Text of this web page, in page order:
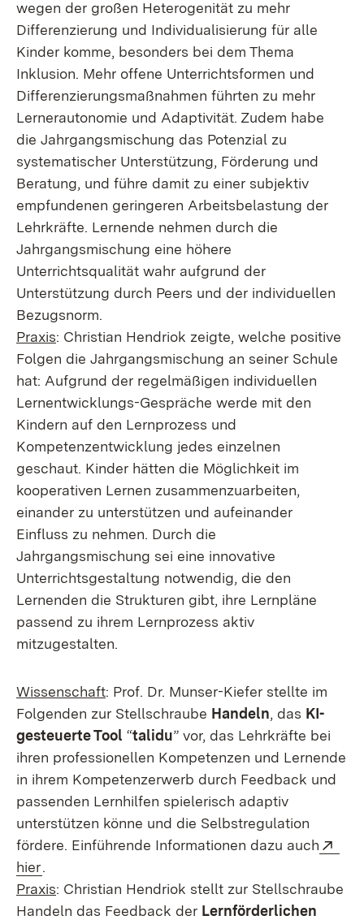
wegen der großen Heterogenität zu mehr
Differenzierung und Individualisierung für alle
Kinder komme, besonders bei dem Thema
Inklusion. Mehr offene Unterrichtsformen und
Differenzierungsmaßnahmen führten zu mehr
Lernerautonomie und Adaptivität. Zudem habe
die Jahrgangsmischung das Potenzial zu
systematischer Unterstützung, Förderung und
Beratung, und führe damit zu einer subjektiv
empfundenen geringeren Arbeitsbelastung der
Lehrkräfte. Lernende nehmen durch die
Jahrgangsmischung eine höhere
Unterrichtsqualität wahr aufgrund der
Unterstützung durch Peers und der individuellen
Bezugsnorm.
Praxis: Christian Hendriok zeigte, welche positive
Folgen die Jahrgangsmischung an seiner Schule
hat: Aufgrund der regelmäßigen individuellen
Lernentwicklungs-Gespräche werde mit den
Kindern auf den Lernprozess und
Kompetenzentwicklung jedes einzelnen
geschaut. Kinder hätten die Möglichkeit im
kooperativen Lernen zusammenzuarbeiten,
einander zu unterstützen und aufeinander
Einfluss zu nehmen. Durch die
Jahrgangsmischung sei eine innovative
Unterrichtsgestaltung notwendig, die den
Lernenden die Strukturen gibt, ihre Lernpläne
passend zu ihrem Lernprozess aktiv
mitzugestalten.
Wissenschaft: Prof. Dr. Munser-Kiefer stellte im
Folgenden zur Stellschraube Handeln, das KI-
gesteuerte Tool “talidu” vor, das Lehrkräfte bei
ihren professionellen Kompetenzen und Lernende
in ihrem Kompetenzerwerb durch Feedback und
passenden Lernhilfen spielerisch adaptiv
unterstützen könne und die Selbstregulation
fördere. Einführende Informationen dazu auch
hier.
Praxis: Christian Hendriok stellt zur Stellschraube
Handeln das Feedback der Lernförderlichen